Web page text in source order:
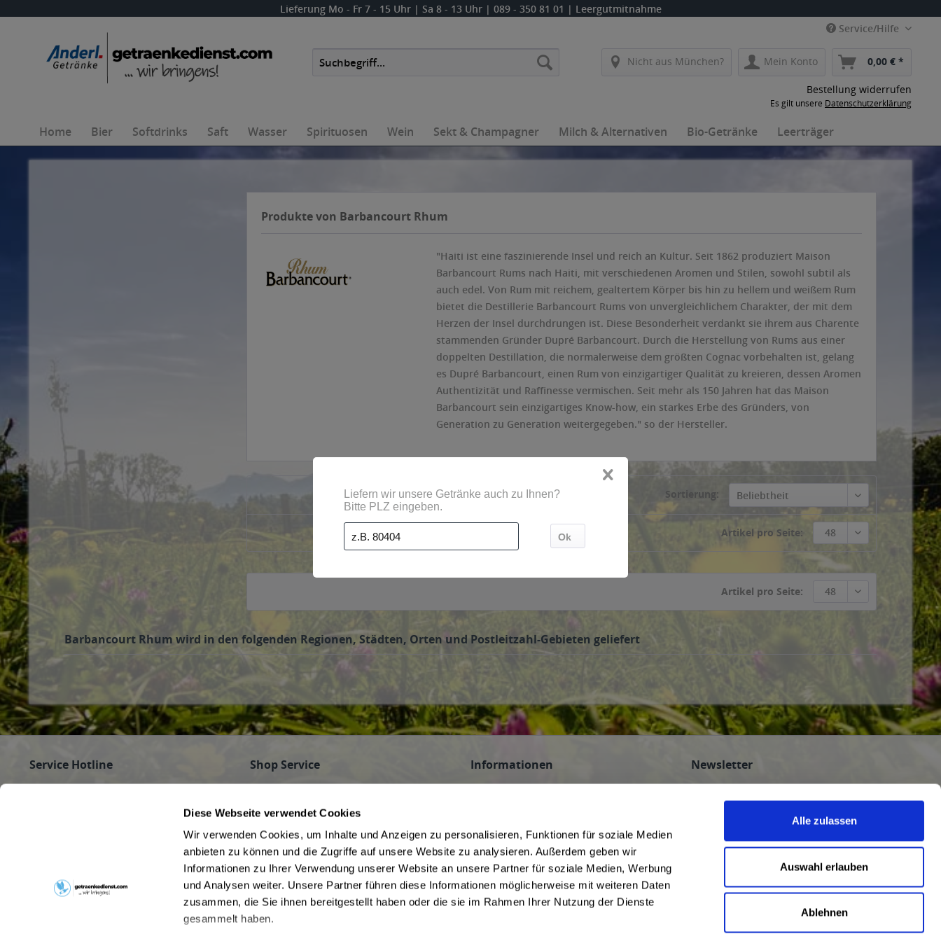
Diese Webseite verwendet Cookies
Wir verwenden Cookies, um Inhalte und Anzeigen zu personalisieren, Funktionen für soziale Medien
anbieten zu können und die Zugriffe auf unsere Website zu analysieren. Außerdem geben wir
Informationen zu Ihrer Verwendung unserer Website an unsere Partner für soziale Medien, Werbung
und Analysen weiter. Unsere Partner führen diese Informationen möglicherweise mit weiteren Daten
zusammen, die Sie ihnen bereitgestellt haben oder die sie im Rahmen Ihrer Nutzung der Dienste
gesammelt haben.
Alle zulassen
Auswahl erlauben
Ablehnen
Lieferung Mo - Fr 7 - 15 Uhr | Sa 8 - 13 Uhr | 089 - 350 81 01 | Leergutmitnahme
Service/Hilfe
Nicht aus München? Mein Konto 0,00 € *
Bestellung widerrufen
Es gilt unsere Datenschutzerklärung
Home Bier Softdrinks Saft Wasser Spirituosen Wein Sekt & Champagner Milch & Alternativen Bio-Getränke Leerträger
Produkte von Barbancourt Rhum
"Haiti ist eine faszinierende Insel und reich an Kultur. Seit 1862 produziert Maison
Barbancourt Rums nach Haiti, mit verschiedenen Aromen und Stilen, sowohl subtil als
auch edel. Von Rum mit reichem, gealtertem Körper bis hin zu hellem und weißem Rum
bietet die Destillerie Barbancourt Rums von unvergleichlichem Charakter, der mit dem
Herzen der Insel durchdrungen ist. Diese Besonderheit verdankt sie ihrem aus Charente
stammenden Gründer Dupré Barbancourt. Durch die Herstellung von Rums aus einer
doppelten Destillation, die normalerweise dem größten Cognac vorbehalten ist, gelang
es Dupré Barbancourt, einen Rum von einzigartiger Qualität zu kreieren, dessen Aromen
Authentizität und Raffinesse vermischen. Seit mehr als 150 Jahren hat das Maison
Barbancourt sein einzigartiges Know-how, ein starkes Erbe des Gründers, von
Generation zu Generation weitergegeben." so der Hersteller.
Sortierung: Beliebtheit
Artikel pro Seite: 48
Artikel pro Seite: 48
Barbancourt Rhum wird in den folgenden Regionen, Städten, Orten und Postleitzahl-Gebieten geliefert
Service Hotline
Haben Sie Fragen zu Ihrer Bestellung?
089/350 81 01
Shop Service
Firmenkunden
Jobs
Pfandrückgabe
Kontakt
Getränke auf Kommission
Beverage Delivery Service in Munich
Informationen
AGB des Lieferanten
Widerrufsbelehrung des Lieferanten
Liefer- und Zahlungsbedingungen
Newsletter
Abonnieren Sie den kostenlosen
getraenkedienst.com-Newsletter und
verpassen Sie keine Neuigkeit oder Aktion.